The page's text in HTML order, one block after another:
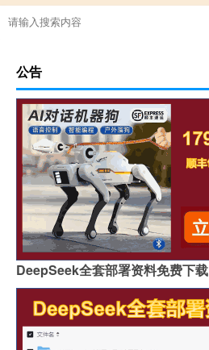
公告
DeepSeek全套部署资料免费下载